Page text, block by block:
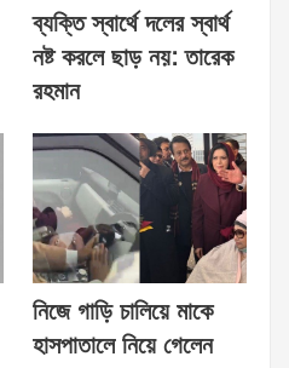
ব্যক্তি স্বার্থে দলের স্বার্থ
নষ্ট করলে ছাড় নয়: তারেক
রহমান
নিজে গাড়ি চালিয়ে মাকে
হাসপাতালে নিয়ে গেলেন